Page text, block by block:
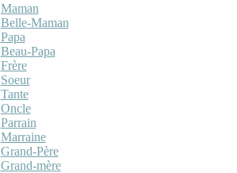
Maman
Belle-Maman
Papa
Beau-Papa
Frère
Soeur
Tante
Oncle
Parrain
Marraine
Grand-Père
Grand-mère